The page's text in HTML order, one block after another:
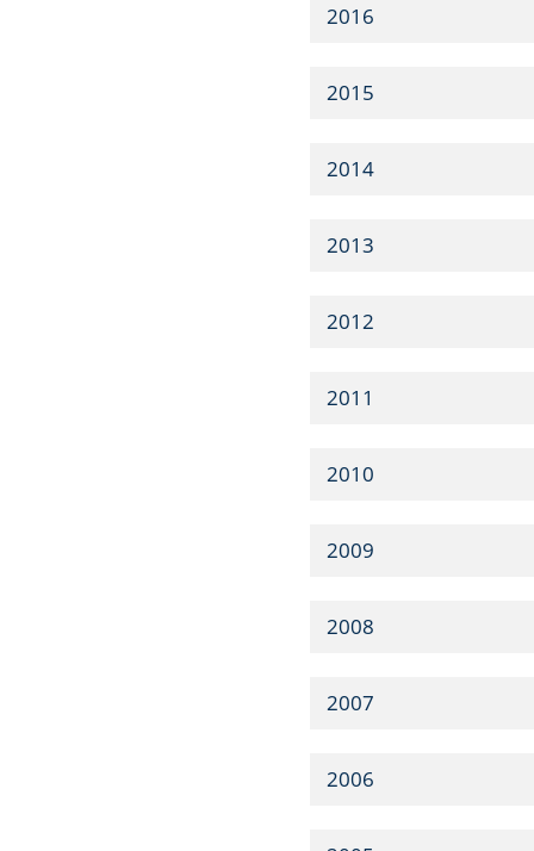
2016
2015
2014
2013
2012
2011
2010
2009
2008
2007
2006